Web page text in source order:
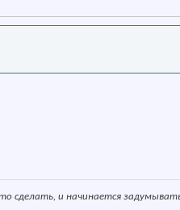
сделать, и начинается